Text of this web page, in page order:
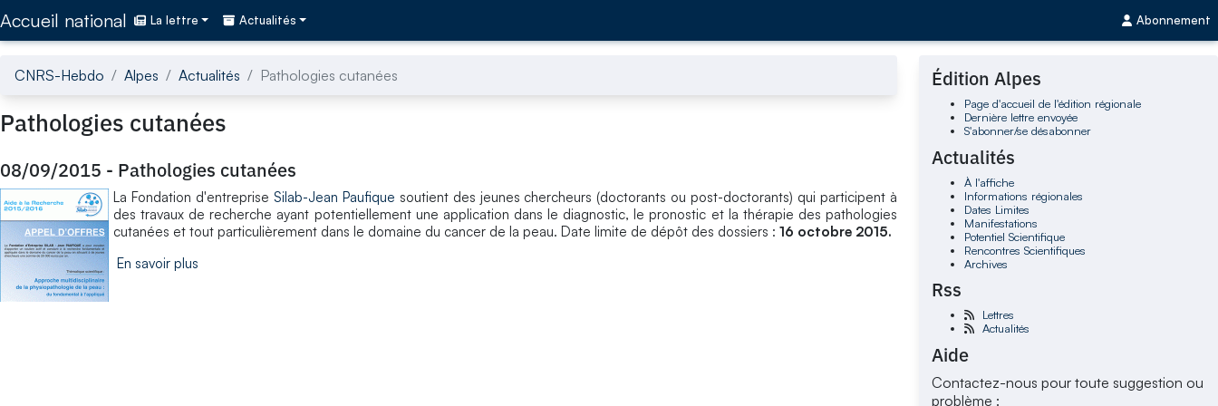
Accueil national La lettre Actualités Abonnement
CNRS-Hebdo Alpes Actualités Pathologies cutanées
Pathologies cutanées
08/09/2015 - Pathologies cutanées
La Fondation d'entreprise Silab-Jean Paufique soutient des jeunes chercheurs (doctorants ou post-doctorants) qui participent à
des travaux de recherche ayant potentiellement une application dans le diagnostic, le pronostic et la thérapie des pathologies
cutanées et tout particulièrement dans le domaine du cancer de la peau. Date limite de dépôt des dossiers : 16 octobre 2015.
En savoir plus
Édition Alpes
Page d'accueil de l'édition régionale
Dernière lettre envoyée
S'abonner/se désabonner
Actualités
À l'affiche
Informations régionales
Dates Limites
Manifestations
Potentiel Scientifique
Rencontres Scientifiques
Archives
Rss
Lettres
Actualités
Aide
Contactez-nous pour toute suggestion ou
problème :